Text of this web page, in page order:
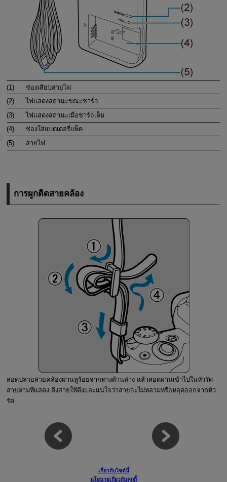
(1)
ช่องเสียบสายไฟ
(2)
ไฟแสดงสถานะขณะชาร์จ
(3)
ไฟแสดงสถานะเมื่อชาร์จเต็ม
(4)
ช่องใส่แบตเตอรี่แพ็ค
(5)
สายไฟ
การผูกติดสายคล้อง
สอดปลายสายคล้องผ่านหูร้อยจากทางด้านล่าง แล้วสอดผ่านเข้าไปในหัวรัด
สายตามที่แสดง ดึงสายให้ตึงและแน่ใจว่าสายจะไม่หลวมหรือหลุดออกจากหัว
รัด
เกี่ยวกับไซต์นี้
นโยบายเกี่ยวกับคุกกี้